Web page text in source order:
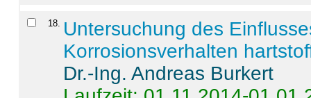
18
Untersuchung des
Korrosionsverhalten
Dr.-Ing. Andreas Burkert